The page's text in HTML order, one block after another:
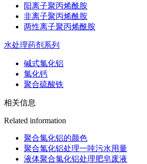
阳离子聚丙烯酰胺
非离子聚丙烯酰胺
两性离子聚丙烯酰胺
水处理药剂系列
碱式氯化铝
氯化钙
聚合硫酸铁
相关信息
Related information
聚合氯化铝的颜色
聚合氯化铝处理一吨污水用量
液体聚合氯化铝处理肥皂废液